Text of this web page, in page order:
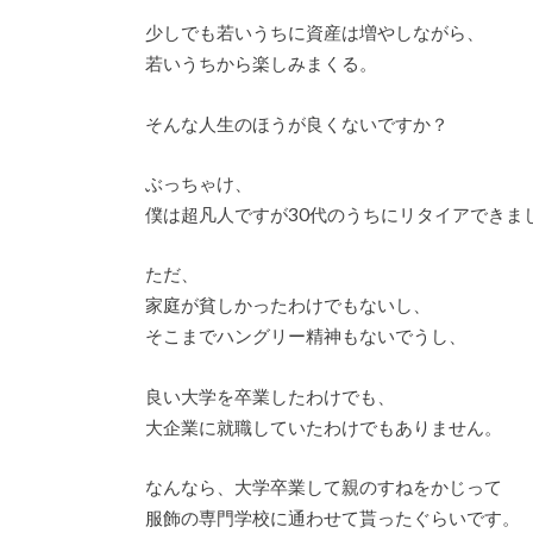
少しでも若いうちに資産は増やしながら、
若いうちから楽しみまくる。
そんな人生のほうが良くないですか？
ぶっちゃけ、
僕は超凡人ですが30代のうちにリタイアできま
ただ、
家庭が貧しかったわけでもないし、
そこまでハングリー精神もないでうし、
良い大学を卒業したわけでも、
大企業に就職していたわけでもありません。
なんなら、大学卒業して親のすねをかじって
服飾の専門学校に通わせて貰ったぐらいです。